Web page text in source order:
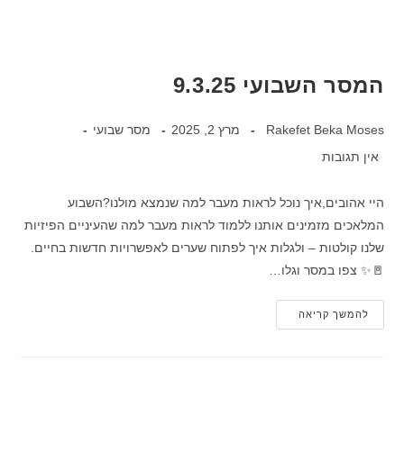
המסר השבועי 9.3.25
Rakefet Beka Moses מרץ 2, 2025
מסר שבועי
אין תגובות
היי אהובים,איך נוכל לראות מעבר למה שנמצא מולנו?השבוע
המלאכים מזמינים אותנו ללמוד לראות מעבר למה שהעיניים הפיזיות
שלנו קולטות – ולגלות איך לפתוח שערים לאפשרויות חדשות בחיים.
🚪✨ צפו במסר וגלו…
להמשך קריאה